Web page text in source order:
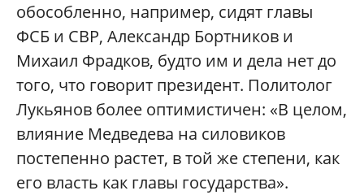
обособленно, например, сидят главы
ФСБ и СВР, Александр Бортников и
Михаил Фрадков, будто им и дела нет до
того, что говорит президент. Политолог
Лукьянов более оптимистичен: «В целом,
влияние Медведева на силовиков
постепенно растет, в той же степени, как
его власть как главы государства».